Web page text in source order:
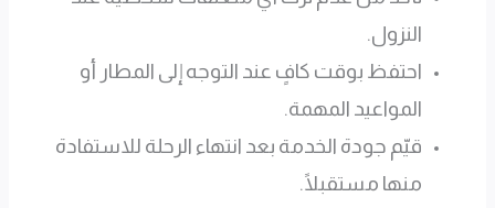
النزول.
احتفظ بوقت كافٍ عند التوجه إلى المطار أو
المواعيد المهمة.
قيّم جودة الخدمة بعد انتهاء الرحلة للاستفادة
منها مستقبلًا.